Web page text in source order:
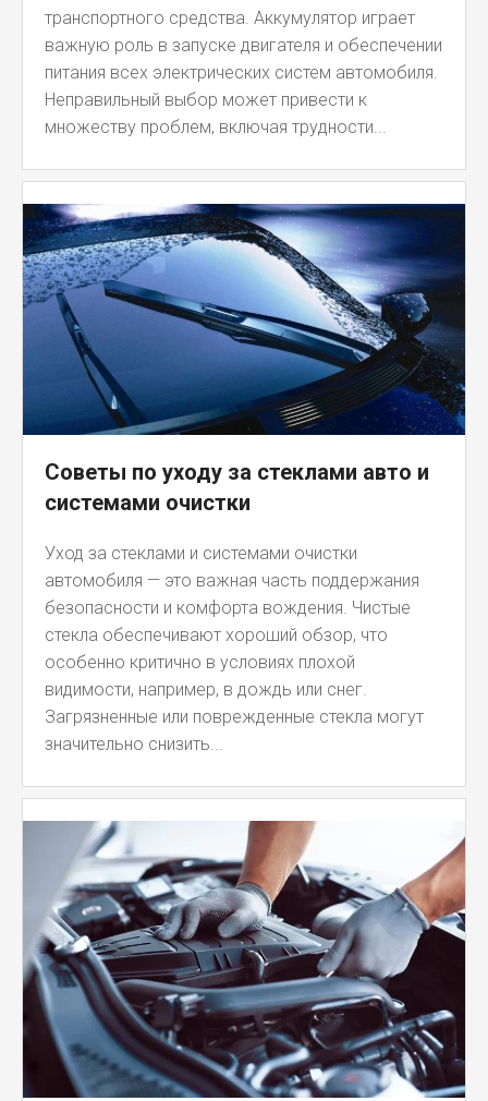
транспортного средства. Аккумулятор играет
важную роль в запуске двигателя и обеспечении
питания всех электрических систем автомобиля.
Неправильный выбор может привести к
множеству проблем, включая трудности...
Советы по уходу за стеклами авто и
системами очистки
Уход за стеклами и системами очистки
автомобиля — это важная часть поддержания
безопасности и комфорта вождения. Чистые
стекла обеспечивают хороший обзор, что
особенно критично в условиях плохой
видимости, например, в дождь или снег.
Загрязненные или поврежденные стекла могут
значительно снизить...